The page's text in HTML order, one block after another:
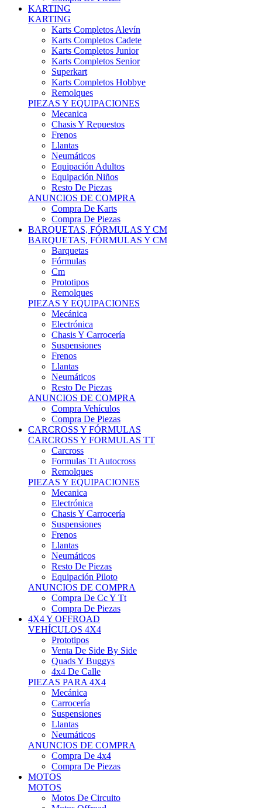
KARTING
KARTING
Karts Completos Alevín
Karts Completos Cadete
Karts Completos Junior
Karts Completos Senior
Superkart
Karts Completos Hobbye
Remolques
PIEZAS Y EQUIPACIONES
Mecanica
Chasis Y Repuestos
Frenos
Llantas
Neumáticos
Equipación Adultos
Equipación Niños
Resto De Piezas
ANUNCIOS DE COMPRA
Compra De Karts
Compra De Piezas
BARQUETAS, FÓRMULAS Y CM
BARQUETAS, FÓRMULAS Y CM
Barquetas
Fórmulas
Cm
Prototipos
Remolques
PIEZAS Y EQUIPACIONES
Mecánica
Electrónica
Chasis Y Carrocería
Suspensiones
Frenos
Llantas
Neumáticos
Resto De Piezas
ANUNCIOS DE COMPRA
Compra Vehículos
Compra De Piezas
CARCROSS Y FÓRMULAS
CARCROSS Y FORMULAS TT
Carcross
Formulas Tt Autocross
Remolques
PIEZAS Y EQUIPACIONES
Mecanica
Electrónica
Chasis Y Carrocería
Suspensiones
Frenos
Llantas
Neumáticos
Resto De Piezas
Equipación Piloto
ANUNCIOS DE COMPRA
Compra De Cc Y Tt
Compra De Piezas
4X4 Y OFFROAD
VEHÍCULOS 4X4
Prototipos
Venta De Side By Side
Quads Y Buggys
4x4 De Calle
PIEZAS PARA 4X4
Mecánica
Carrocería
Suspensiones
Llantas
Neumáticos
ANUNCIOS DE COMPRA
Compra De 4x4
Compra De Piezas
MOTOS
MOTOS
Motos De Circuito